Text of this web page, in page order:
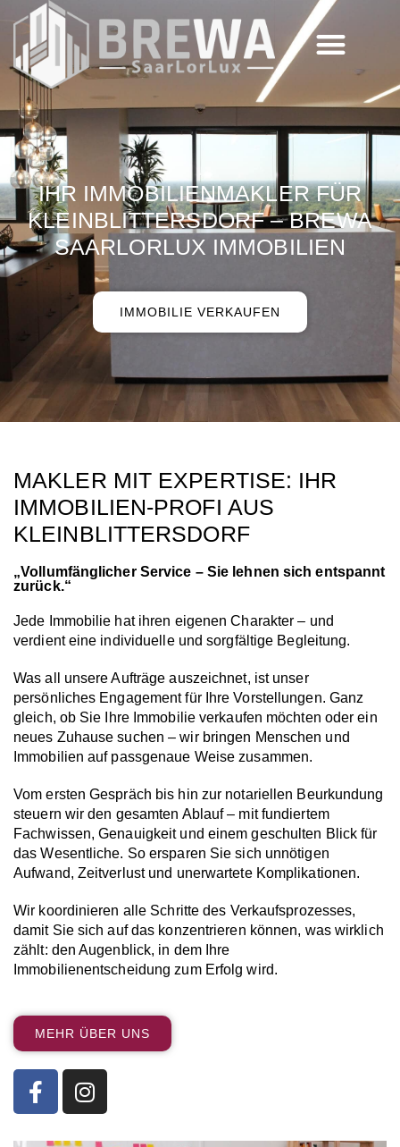
IHR IMMOBILIENMAKLER FÜR
KLEINBLITTERSDORF – BREWA
SAARLORLUX IMMOBILIEN
IMMOBILIE VERKAUFEN
MAKLER MIT EXPERTISE: IHR
IMMOBILIEN-PROFI AUS
KLEINBLITTERSDORF
„Vollumfänglicher Service – Sie lehnen sich entspannt
zurück.“
Jede Immobilie hat ihren eigenen Charakter – und
verdient eine individuelle und sorgfältige Begleitung.
Was all unsere Aufträge auszeichnet, ist unser
persönliches Engagement für Ihre Vorstellungen. Ganz
gleich, ob Sie Ihre Immobilie verkaufen möchten oder ein
neues Zuhause suchen – wir bringen Menschen und
Immobilien auf passgenaue Weise zusammen.
Vom ersten Gespräch bis hin zur notariellen Beurkundung
steuern wir den gesamten Ablauf – mit fundiertem
Fachwissen, Genauigkeit und einem geschulten Blick für
das Wesentliche. So ersparen Sie sich unnötigen
Aufwand, Zeitverlust und unerwartete Komplikationen.
Wir koordinieren alle Schritte des Verkaufsprozesses,
damit Sie sich auf das konzentrieren können, was wirklich
zählt: den Augenblick, in dem Ihre
Immobilienentscheidung zum Erfolg wird.
MEHR ÜBER UNS